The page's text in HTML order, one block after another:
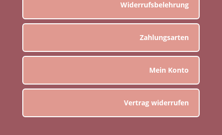
Widerrufsbelehrung
Zahlungsarten
Mein Konto
Vertrag widerrufen